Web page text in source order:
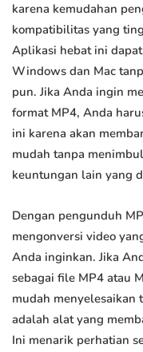
karena kemudahan
kompatibilitas yang
Aplikasi hebat ini
Windows dan Mac
pun. Jika Anda ingin
format MP4, Anda
ini karena akan
mudah tanpa
keuntungan lain yang
Dengan pengunduh
mengonversi video
Anda inginkan. Jika
sebagai file MP4 atau
mudah menyelesaikan
adalah alat yang
Ini menarik perhatian